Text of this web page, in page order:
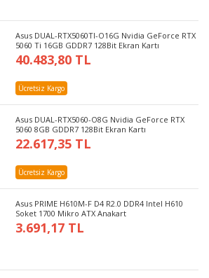
Asus DUAL-RTX5060TI-O16G Nvidia GeForce RTX
5060 Ti 16GB GDDR7 128Bit Ekran Kartı
40.483,80 TL
Ücretsiz Kargo
Asus DUAL-RTX5060-O8G Nvidia GeForce RTX
5060 8GB GDDR7 128Bit Ekran Kartı
22.617,35 TL
Ücretsiz Kargo
Asus PRIME H610M-F D4 R2.0 DDR4 Intel H610
Soket 1700 Mikro ATX Anakart
3.691,17 TL